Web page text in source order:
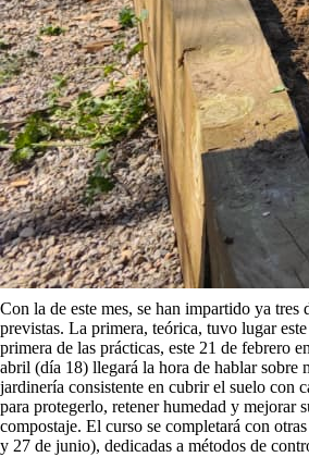
Con la de este mes, se han impartido ya tres
previstas. La primera, teórica, tuvo lugar
primera de las prácticas, este 21 de febrero
abril (día 18) llegará la hora de hablar sobre
jardinería consistente en cubrir el suelo con
para protegerlo, retener humedad y mejorar
compostaje. El curso se completará con
y 27 de junio), dedicadas a métodos de